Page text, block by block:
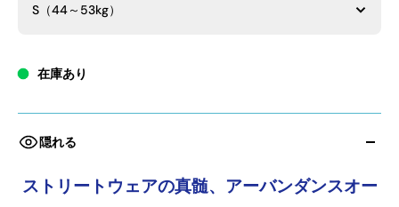
S（44～53kg）
在庫あり
隠れる
ストリートウェアの真髄、アーバンダンスオー